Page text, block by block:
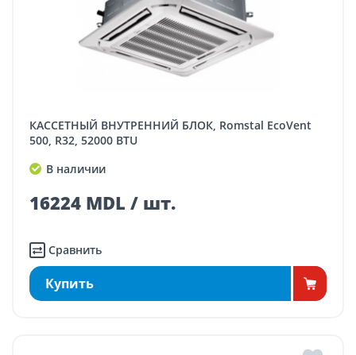
КАССЕТНЫЙ ВНУТРЕННИЙ БЛОК, Romstal EcoVent
500, R32, 52000 BTU
В наличии
16224 MDL / шт.
Сравнить
Купить